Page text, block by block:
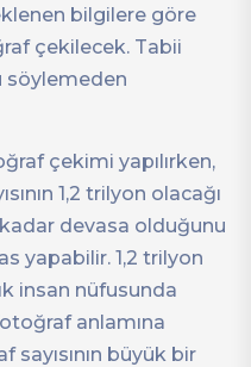
bilgilere göre
çekilecek. Tabii
söylemeden
çekimi yapılırken,
1,2 trilyon olacağı
kadar devasa olduğunu
yapabilir. 1,2 trilyon
insan nüfusunda
anlamına
büyük bir